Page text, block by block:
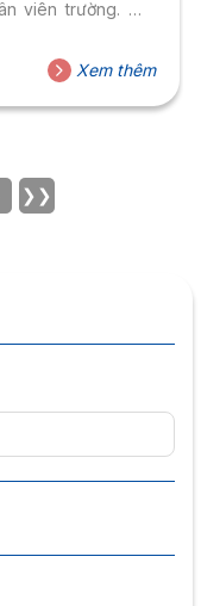
viên trường. Mỗi
đã góp phần lan
đến nguồn năng
Xem thêm
❯❯